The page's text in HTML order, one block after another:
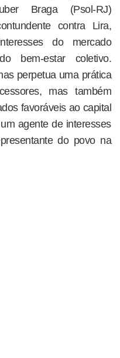
Braga (Psol-RJ)
contra Lira,
do mercado
bem-estar coletivo.
perpetua uma prática
mas também
favoráveis ao capital
agente de interesses
do povo na